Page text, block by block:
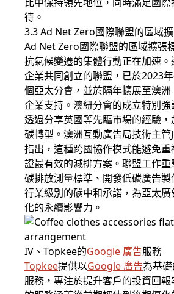
待。
3.3 Ad Net Zero國際聯盟的區域
Ad Net Zero國際聯盟的區域擴張
抗氣候變遷的集體行動正在加速
企業共同創立的聯盟，已於2023
個亞太分會，並於隔年擴展至澳
企業支持。澳紐分會的成立特別強
透過分享英國等先驅市場的經驗
碳轉型。澳洲互動廣告局技術主
指出，這種跨國協作模式能避免
證最有效的減排方案。聯盟工作
碳排放測量標準、開發低碳廣告
行業級別的碳中和承諾，為亞太
化的永續影響力。
IV、Topkee的Google 廣告服務
Topkee提供以Google 廣告為基
服務，專注於提升客戶的投資回